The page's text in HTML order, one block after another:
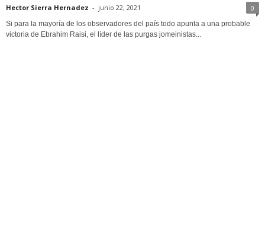
Hector Sierra Hernadez - junio 22, 2021 0
Si para la mayoría de los observadores del país todo apunta a una probable
victoria de Ebrahim Raisi, el líder de las purgas jomeinistas...